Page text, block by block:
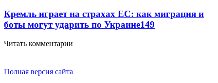
Кремль играет на страхах ЕС: как миграция и
боты могут ударить по Украине149
Читать комментарии
Полная версия сайта